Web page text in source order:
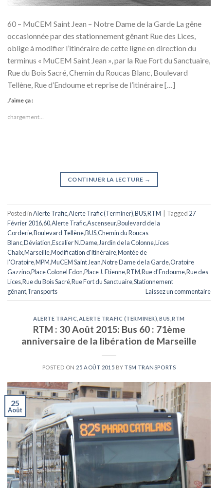
60 – MuCEM Saint Jean – Notre Dame de la Garde La gêne
occasionnée par des stationnement gênant Rue des Lices,
oblige à modifier l’itinéraire de cette ligne en direction du
terminus « MuCEM Saint Jean », par la Rue Fort du Sanctuaire,
Rue du Bois Sacré, Chemin du Roucas Blanc, Boulevard
Tellène, Rue d’Endoume et reprise de l’itinéraire […]
J’aime ça :
chargement…
CONTINUER LA LECTURE →
Posted inAlerte Trafic,Alerte Trafic (Terminer),BUS,RTM Tagged 27
Février 2016,60,Alerte Trafic,Ascenseur,Boulevard de la
Corderie,Boulevard Tellène,BUS,Chemin du Roucas
Blanc,Déviation,Escalier N.Dame,Jardin de la Colonne,Lices
Chaix,Marseille,Modification d'itinéraire,Montée de
l’Oratoire,MPM,MuCEM Saint Jean,Notre Dame de la Garde,Oratoire
Gazzino,Place Colonel Edon,Place J. Etienne,RTM,Rue d'Endoume,Rue des
Lices,Rue du Bois Sacré,Rue Fort du Sanctuaire,Stationnement
gênant,Transports Laissez un commentaire
ALERTE TRAFIC ALERTE TRAFIC (TERMINER) BUS ,RTM
RTM : 30 Août 2015: Bus 60 : 71ème
anniversaire de la libération de Marseille
POSTED ON 25 AOÛT 2015 BYTSM TRANSPORTS
25
Août